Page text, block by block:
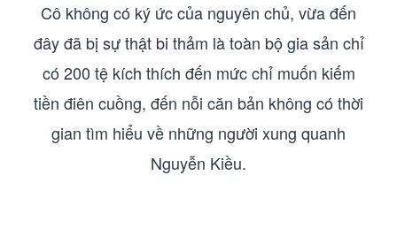
Cô không có ký ức của nguyên chủ, vừa đến
đây đã bị sự thật bi thảm là toàn bộ gia sản chỉ
có 200 tệ kích thích đến mức chỉ muốn kiếm
tiền điên cuồng, đến nỗi căn bản không có thời
gian tìm hiểu về những người xung quanh
Nguyễn Kiều.